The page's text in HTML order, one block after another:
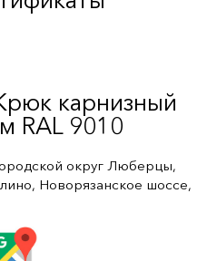
карнизный
RAL 9010
округ Люберцы,
Новорязанское шоссе,